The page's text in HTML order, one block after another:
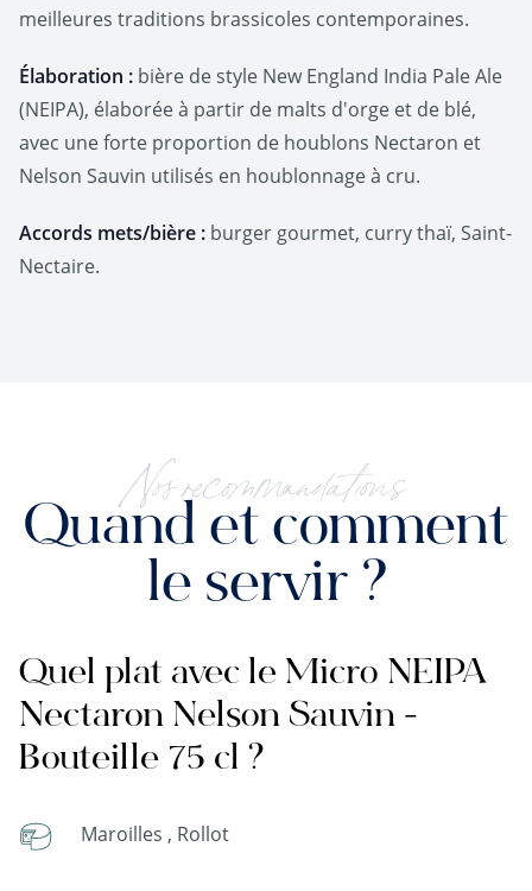
meilleures traditions brassicoles contemporaines.
Élaboration : bière de style New England India Pale Ale
(NEIPA), élaborée à partir de malts d'orge et de blé,
avec une forte proportion de houblons Nectaron et
Nelson Sauvin utilisés en houblonnage à cru.
Accords mets/bière : burger gourmet, curry thaï, Saint-
Nectaire.
Nos recommandations
Quand et comment
le servir ?
Quel plat avec le Micro NEIPA
Nectaron Nelson Sauvin -
Bouteille 75 cl ?
Maroilles , Rollot